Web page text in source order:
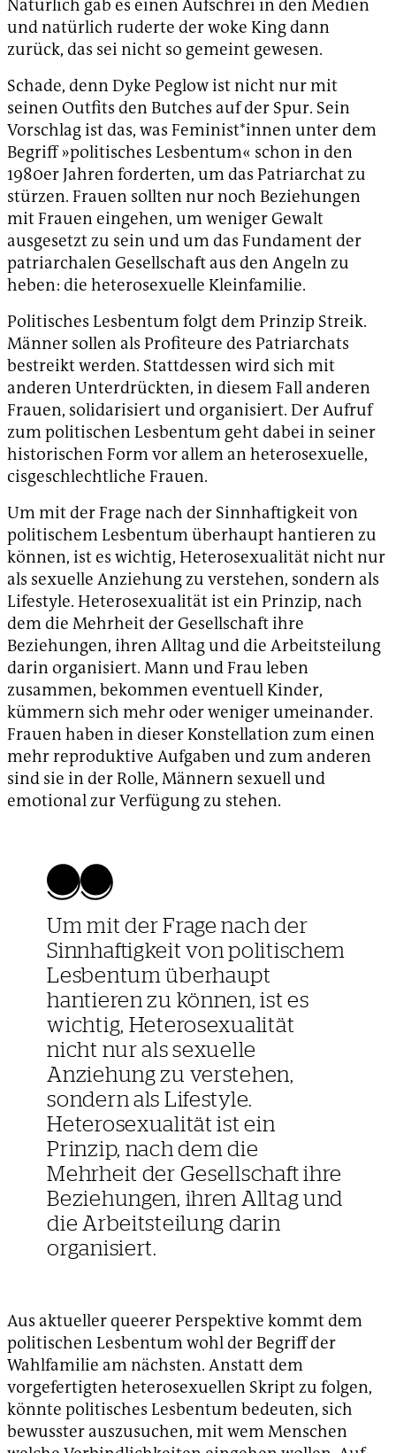
Natürlich gab es einen Aufschrei in den Medien
und natürlich ruderte der woke King dann
zurück, das sei nicht so gemeint gewesen.
Schade, denn Dyke Peglow ist nicht nur mit
seinen Outfits den Butches auf der Spur. Sein
Vorschlag ist das, was Feminist*innen unter dem
Begriff »politisches Lesbentum« schon in den
1980er Jahren forderten, um das Patriarchat zu
stürzen. Frauen sollten nur noch Beziehungen
mit Frauen eingehen, um weniger Gewalt
ausgesetzt zu sein und um das Fundament der
patriarchalen Gesellschaft aus den Angeln zu
heben: die heterosexuelle Kleinfamilie.
Politisches Lesbentum folgt dem Prinzip Streik.
Männer sollen als Profiteure des Patriarchats
bestreikt werden. Stattdessen wird sich mit
anderen Unterdrückten, in diesem Fall anderen
Frauen, solidarisiert und organisiert. Der Aufruf
zum politischen Lesbentum geht dabei in seiner
historischen Form vor allem an heterosexuelle,
cisgeschlechtliche Frauen.
Um mit der Frage nach der Sinnhaftigkeit von
politischem Lesbentum überhaupt hantieren zu
können, ist es wichtig, Heterosexualität nicht nur
als sexuelle Anziehung zu verstehen, sondern als
Lifestyle. Heterosexualität ist ein Prinzip, nach
dem die Mehrheit der Gesellschaft ihre
Beziehungen, ihren Alltag und die Arbeitsteilung
darin organisiert. Mann und Frau leben
zusammen, bekommen eventuell Kinder,
kümmern sich mehr oder weniger umeinander.
Frauen haben in dieser Konstellation zum einen
mehr reproduktive Aufgaben und zum anderen
sind sie in der Rolle, Männern sexuell und
emotional zur Verfügung zu stehen.
Um mit der Frage nach der
Sinnhaftigkeit von politischem
Lesbentum überhaupt
hantieren zu können, ist es
wichtig, Heterosexualität
nicht nur als sexuelle
Anziehung zu verstehen,
sondern als Lifestyle.
Heterosexualität ist ein
Prinzip, nach dem die
Mehrheit der Gesellschaft ihre
Beziehungen, ihren Alltag und
die Arbeitsteilung darin
organisiert.
Aus aktueller queerer Perspektive kommt dem
politischen Lesbentum wohl der Begriff der
Wahlfamilie am nächsten. Anstatt dem
vorgefertigten heterosexuellen Skript zu folgen,
könnte politisches Lesbentum bedeuten, sich
bewusster auszusuchen, mit wem Menschen